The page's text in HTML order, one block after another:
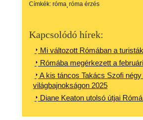
Címkék: róma róma érzés
Kapcsolódó hírek:
Mi változott Rómában a
Rómába megérkezett a
A kis táncos Takács Szofi
világbajnokságon 2025
Diane Keaton utolsó útjai